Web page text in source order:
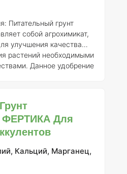
собой агрохимикат,
улучшения качества
растений необходимыми
Данное удобрение
почвы, улучшению
оптимальных
растений.
4218-1Состав
ФЕРТИКА Для
Кальций, Марганец,